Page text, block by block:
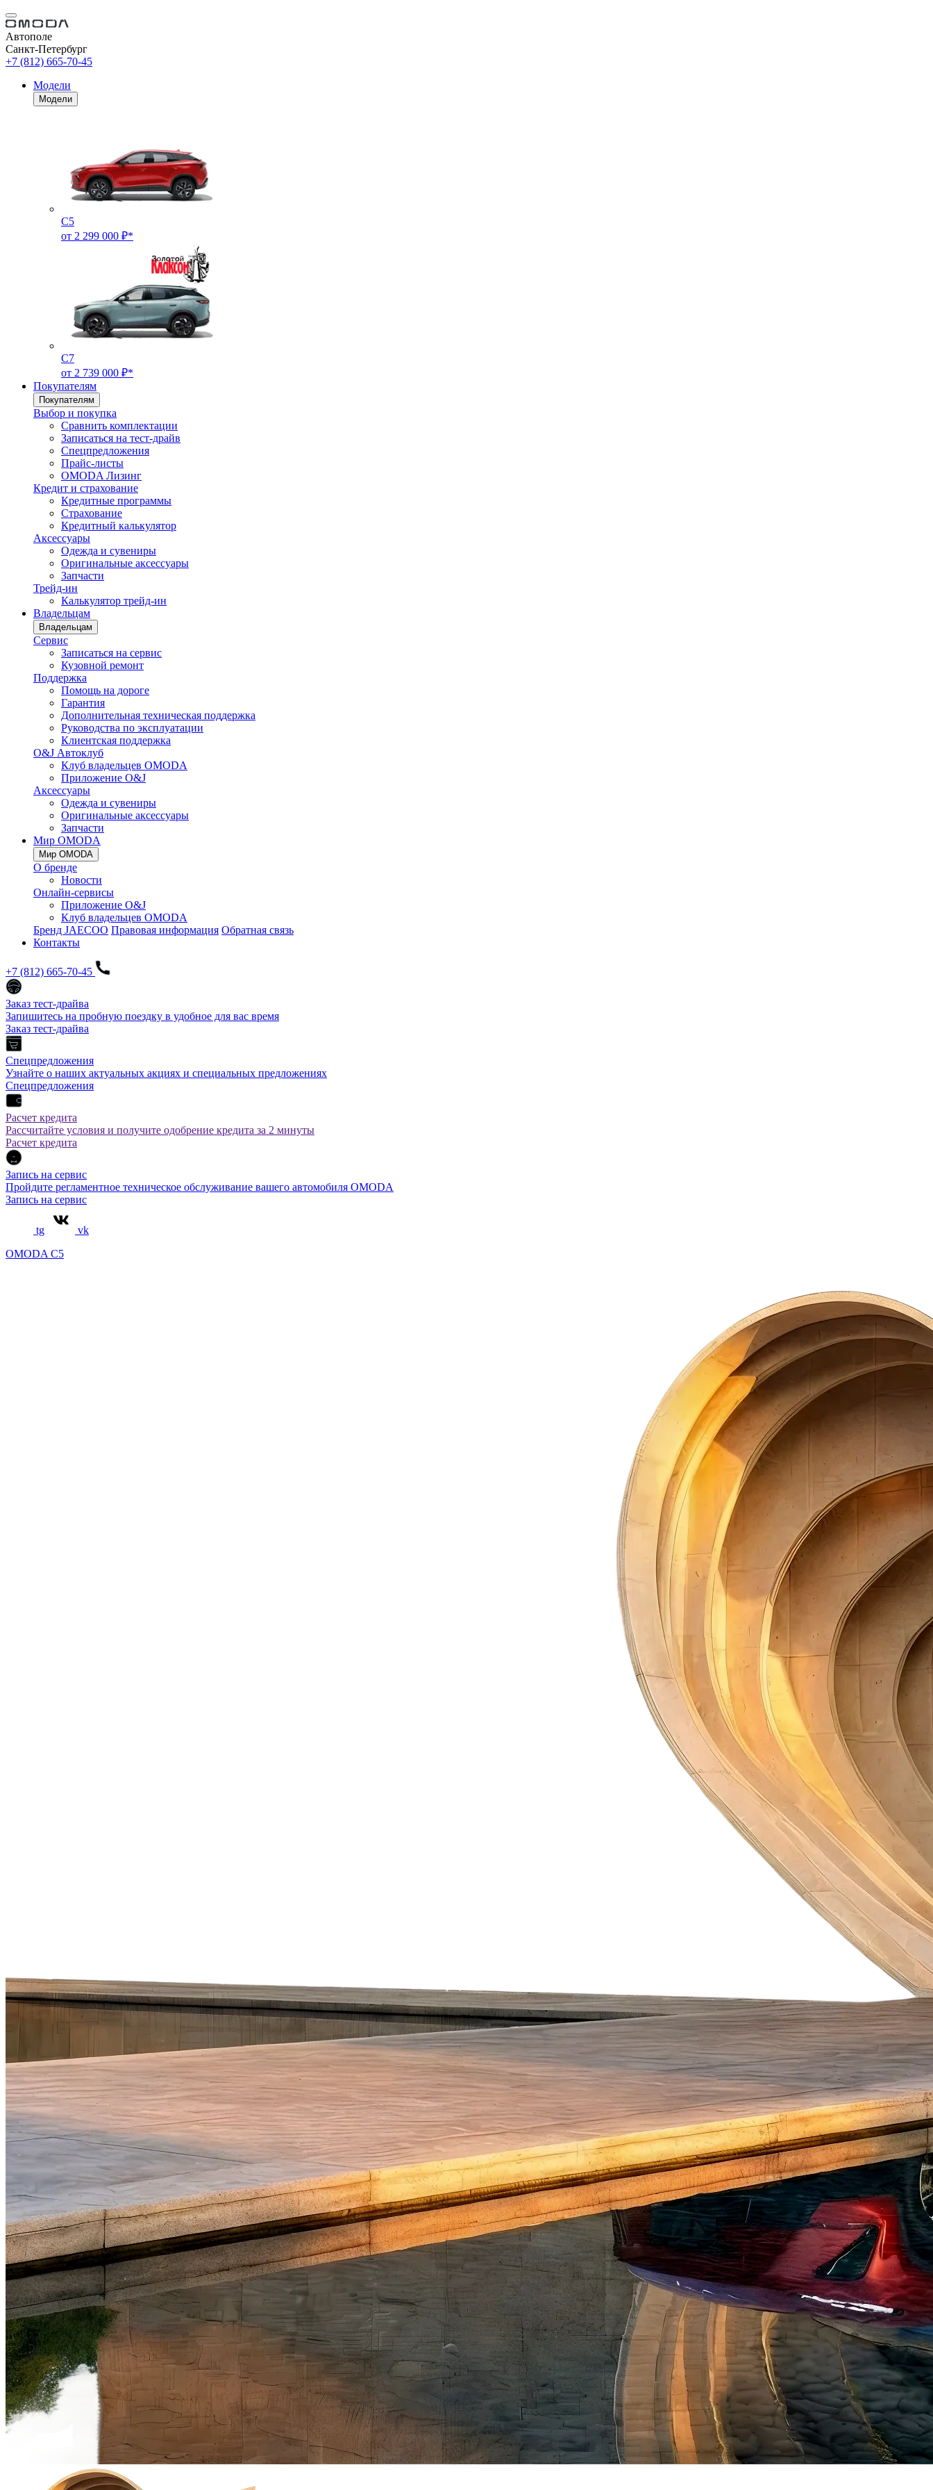
Автополе
Санкт-Петербург
+7 (812) 665-70-45
Модели
Модели
C5
от 2 299 000 ₽*
C7
от 2 739 000 ₽*
Покупателям
Покупателям
Выбор и покупка
Сравнить комплектации
Записаться на тест-драйв
Cпецпредложения
Прайс-листы
OMODA Лизинг
Кредит и страхование
Кредитные программы
Страхование
Кредитный калькулятор
Аксессуары
Одежда и сувениры
Оригинальные аксессуары
Запчасти
Трейд-ин
Калькулятор трейд-ин
Владельцам
Владельцам
Сервис
Записаться на сервис
Кузовной ремонт
Поддержка
Помощь на дороге
Гарантия
Дополнительная техническая поддержка
Руководства по эксплуатации
Клиентская поддержка
O&J Автоклуб
Клуб владельцев OMODA
Приложение O&J
Аксессуары
Одежда и сувениры
Оригинальные аксессуары
Запчасти
Мир OMODA
Мир OMODA
О бренде
Новости
Онлайн-сервисы
Приложение O&J
Клуб владельцев OMODA
Бренд JAECOO Правовая информация Обратная связь
Контакты
+7 (812) 665-70-45
Заказ тест-драйва
Запишитесь на пробную поездку в удобное для вас время
Заказ тест-драйва
Спецпредложения
Узнайте о наших актуальных акциях и специальных предложениях
Спецпредложения
Расчет кредита
Рассчитайте условия и получите одобрение кредита за 2 минуты
Расчет кредита
Запись на сервис
Пройдите регламентное техническое обслуживание вашего автомобиля OMODA
Запись на сервис
tg
vk
OMODA C5